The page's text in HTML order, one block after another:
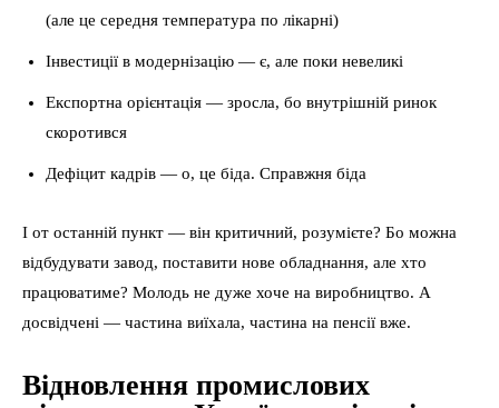
(але це середня температура по лікарні)
Інвестиції в модернізацію — є, але поки невеликі
Експортна орієнтація — зросла, бо внутрішній ринок
скоротився
Дефіцит кадрів — о, це біда. Справжня біда
І от останній пункт — він критичний, розумієте? Бо можна
відбудувати завод, поставити нове обладнання, але хто
працюватиме? Молодь не дуже хоче на виробництво. А
досвідчені — частина виїхала, частина на пенсії вже.
Відновлення промислових